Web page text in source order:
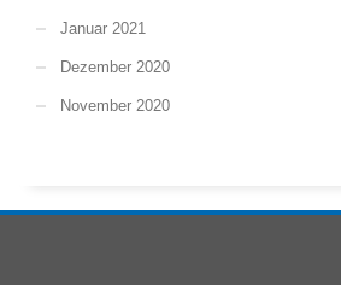
Januar 2021
Dezember 2020
November 2020